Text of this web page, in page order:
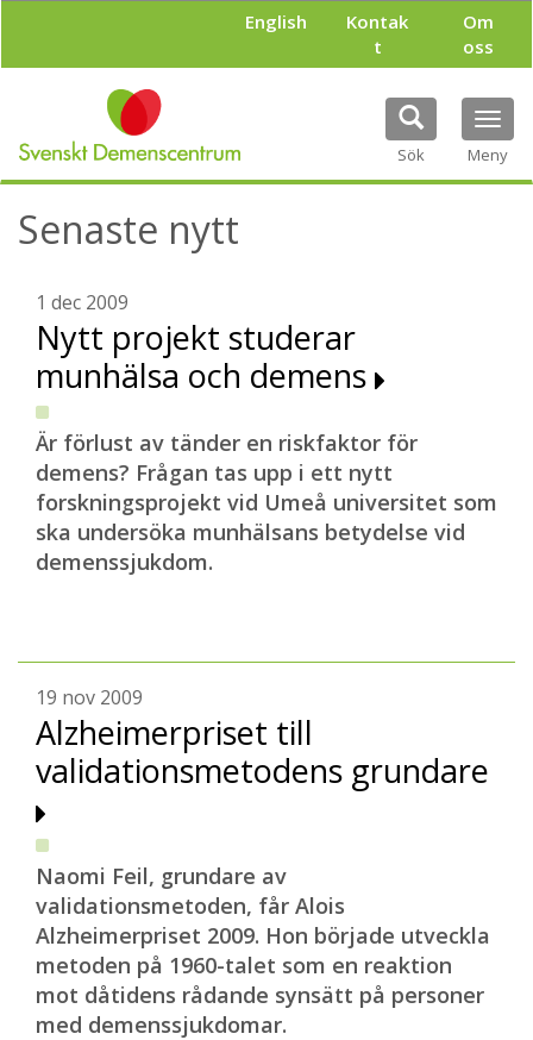
l
English
Kontak
t
Om
oss
Sök Meny
Senaste nytt
1 dec 2009
Nytt projekt studerar
munhälsa och demens
Är förlust av tänder en riskfaktor för
demens? Frågan tas upp i ett nytt
forskningsprojekt vid Umeå universitet som
ska undersöka munhälsans betydelse vid
demenssjukdom.
19 nov 2009
Alzheimerpriset till
validationsmetodens grundare
Naomi Feil, grundare av
validationsmetoden, får Alois
Alzheimerpriset 2009. Hon började utveckla
metoden på 1960-talet som en reaktion
mot dåtidens rådande synsätt på personer
med demenssjukdomar.